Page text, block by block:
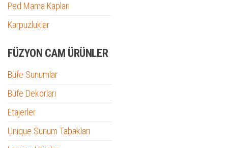
Ped Mama Kapları
Karpuzluklar
FÜZYON CAM ÜRÜNLER
Büfe Sunumlar
Büfe Dekorları
Etajerler
Unique Sunum Tabakları